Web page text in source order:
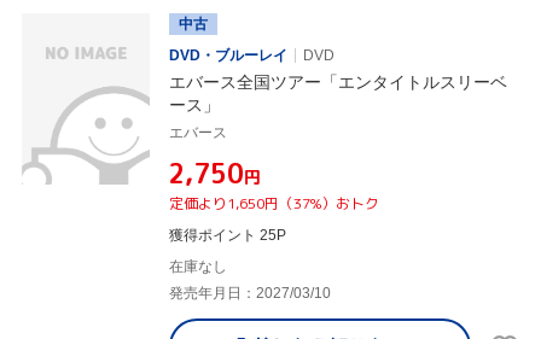
中古
DVD・ブルーレイ
DVD
エバース全国ツアー「エンタイトルスリーベ
ース」
エバース
¥2,750円
定価より1,650円（37%）おトク
獲得ポイント 25P
在庫なし
発売年月日：2027/03/10